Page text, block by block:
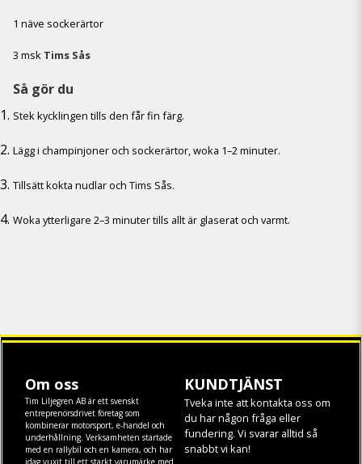
1 näve sockerärtor
3 msk Tims Sås
Så gör du
Stek kycklingen tills den får fin färg.
Lägg i champinjoner och sockerärtor, woka 1–2 minuter.
Tillsätt kokta nudlar och Tims Sås.
Woka ytterligare 2–3 minuter tills allt är glaserat och varmt.
Om oss
Tim Liljegren AB är ett svenskt
entreprenörsdrivet företag som
kombinerar motorsport, e-handel och
underhållning. Verksamheten startade
med en rallybil och en kamera, och har
idag vuxit till ett starkt varumärke med
KUNDTJÄNST
Tveka inte att kontakta oss om
du har någon fråga eller
fundering. Vi svarar alltid så
snabbt vi kan!